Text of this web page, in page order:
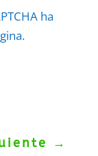
ha
→